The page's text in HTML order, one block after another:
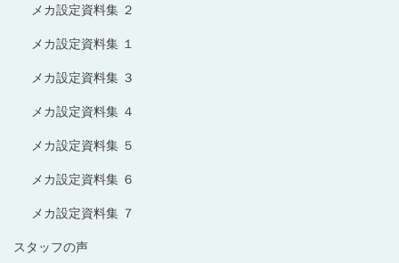
メカ設定資料集 ２
メカ設定資料集 １
メカ設定資料集 ３
メカ設定資料集 ４
メカ設定資料集 ５
メカ設定資料集 ６
メカ設定資料集 ７
スタッフの声